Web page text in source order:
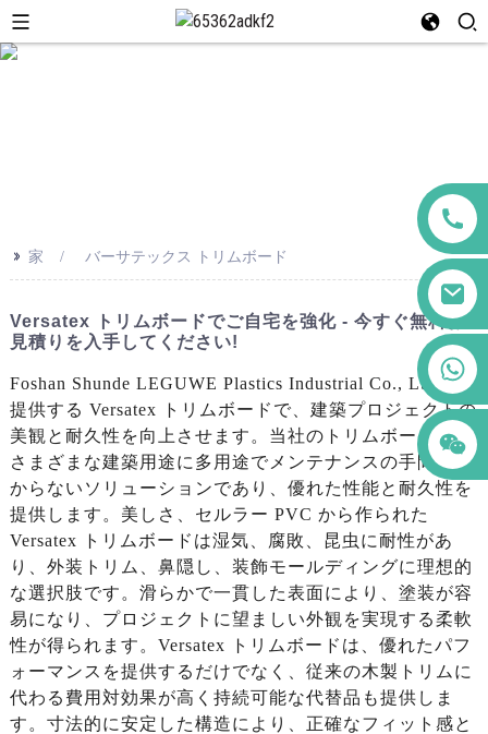
>> 家 バーサテックス トリムボード
Versatex トリムボードでご自宅を強化 - 今すぐ無料お
見積りを入手してください!
Foshan Shunde LEGUWE Plastics Industrial Co., Ltd. が
提供する Versatex トリムボードで、建築プロジェクトの
美観と耐久性を向上させます。当社のトリムボードは、
さまざまな建築用途に多用途でメンテナンスの手間がか
からないソリューションであり、優れた性能と耐久性を
提供します。美しさ、セルラー PVC から作られた
Versatex トリムボードは湿気、腐敗、昆虫に耐性があ
り、外装トリム、鼻隠し、装飾モールディングに理想的
な選択肢です。滑らかで一貫した表面により、塗装が容
易になり、プロジェクトに望ましい外観を実現する柔軟
性が得られます。Versatex トリムボードは、優れたパフ
ォーマンスを提供するだけでなく、従来の木製トリムに
代わる費用対効果が高く持続可能な代替品も提供しま
す。寸法的に安定した構造により、正確なフィット感と